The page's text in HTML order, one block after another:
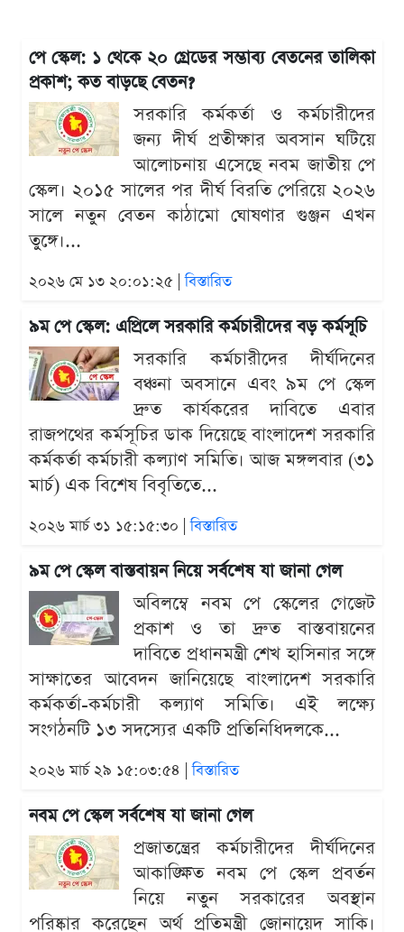
পে স্কেল: ১ থেকে ২০ গ্রেডের সম্ভাব্য বেতনের তালিকা
প্রকাশ; কত বাড়ছে বেতন?
সরকারি কর্মকর্তা ও কর্মচারীদের
জন্য দীর্ঘ প্রতীক্ষার অবসান ঘটিয়ে
আলোচনায় এসেছে নবম জাতীয় পে
স্কেল। ২০১৫ সালের পর দীর্ঘ বিরতি পেরিয়ে ২০২৬
সালে নতুন বেতন কাঠামো ঘোষণার গুঞ্জন এখন
তুঙ্গে।...
২০২৬ মে ১৩ ২০:০১:২৫ |বিস্তারিত
৯ম পে স্কেল: এপ্রিলে সরকারি কর্মচারীদের বড় কর্মসূচি
সরকারি কর্মচারীদের দীর্ঘদিনের
বঞ্চনা অবসানে এবং ৯ম পে স্কেল
দ্রুত কার্যকরের দাবিতে এবার
রাজপথের কর্মসূচির ডাক দিয়েছে বাংলাদেশ সরকারি
কর্মকর্তা কর্মচারী কল্যাণ সমিতি। আজ মঙ্গলবার (৩১
মার্চ) এক বিশেষ বিবৃতিতে...
২০২৬ মার্চ ৩১ ১৫:১৫:৩০ |বিস্তারিত
৯ম পে স্কেল বাস্তবায়ন নিয়ে সর্বশেষ যা জানা গেল
অবিলম্বে নবম পে স্কেলের গেজেট
প্রকাশ ও তা দ্রুত বাস্তবায়নের
দাবিতে প্রধানমন্ত্রী শেখ হাসিনার সঙ্গে
সাক্ষাতের আবেদন জানিয়েছে বাংলাদেশ সরকারি
কর্মকর্তা-কর্মচারী কল্যাণ সমিতি। এই লক্ষ্যে
সংগঠনটি ১৩ সদস্যের একটি প্রতিনিধিদলকে...
২০২৬ মার্চ ২৯ ১৫:০৩:৫৪ |বিস্তারিত
নবম পে স্কেল সর্বশেষ যা জানা গেল
প্রজাতন্ত্রের কর্মচারীদের দীর্ঘদিনের
আকাঙ্ক্ষিত নবম পে স্কেল প্রবর্তন
নিয়ে নতুন সরকারের অবস্থান
পরিষ্কার করেছেন অর্থ প্রতিমন্ত্রী জোনায়েদ সাকি।